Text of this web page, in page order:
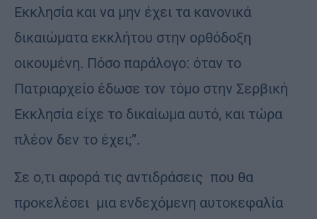
Εκκλησία και να μην έχει τα κανονικά
δικαιώματα εκκλήτου στην ορθόδοξη
οικουμένη. Πόσο παράλογο: όταν το
Πατριαρχείο έδωσε τον τόμο στην Σερβική
Εκκλησία είχε το δικαίωμα αυτό, και τώρα
πλέον δεν το έχει;”.
Σε ο,τι αφορά τις αντιδράσεις που θα
προκελέσει μια ενδεχόμενη αυτοκεφαλία